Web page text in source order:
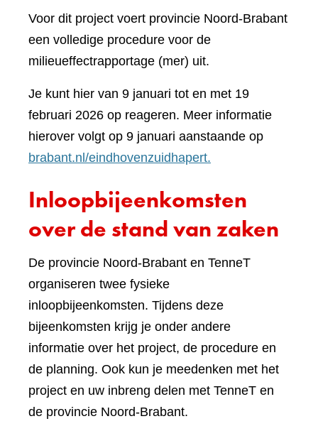
Voor dit project voert provincie Noord-Brabant
een volledige procedure voor de
milieueffectrapportage (mer) uit.
Je kunt hier van 9 januari tot en met 19
februari 2026 op reageren. Meer informatie
hierover volgt op 9 januari aanstaande op
brabant.nl/eindhovenzuidhapert.
Inloopbijeenkomsten
over de stand van zaken
De provincie Noord-Brabant en TenneT
organiseren twee fysieke
inloopbijeenkomsten. Tijdens deze
bijeenkomsten krijg je onder andere
informatie over het project, de procedure en
de planning. Ook kun je meedenken met het
project en uw inbreng delen met TenneT en
de provincie Noord-Brabant.